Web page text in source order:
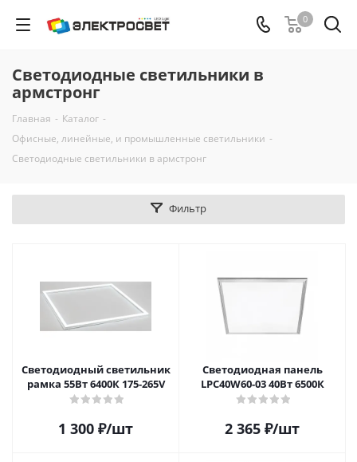
0
Светодиодные светильники в
армстронг
Главная - Каталог -
Офисные, линейные, и промышленные светильники -
Светодиодные светильники в армстронг
Фильтр
Светодиодный светильник
рамка 55Вт 6400К 175-265V
1 300 ₽/шт
Светодиодная панель
LPC40W60-03 40Вт 6500К
2 365 ₽/шт